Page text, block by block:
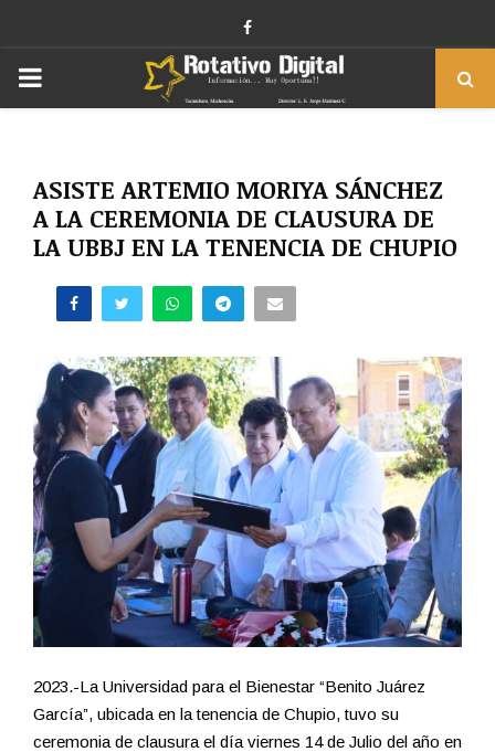
Facebook
PRIMARY
ASISTE ARTEMIO MORIYA SÁNCHEZ
A LA CEREMONIA DE CLAUSURA DE
LA UBBJ EN LA TENENCIA DE CHUPIO
2023.-La Universidad para el Bienestar “Benito Juárez
García”, ubicada en la tenencia de Chupio, tuvo su
ceremonia de clausura el día viernes 14 de Julio del año en